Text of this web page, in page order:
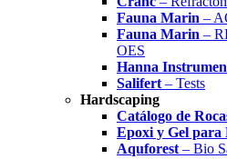
Fauna Marin –
Fauna Marin –
OES
Hanna
Salifert – Tests
Hardscaping
Catálogo de
Epoxi y Gel para
Aquforest – Bio